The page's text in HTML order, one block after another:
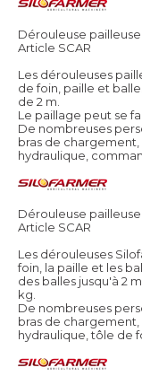
Dérouleuse
Article SCAR
Les dérouleuses
de foin, paille et
de 2 m.
Le paillage peut se
De nombreuses
bras de
hydraulique,
Dérouleuse
Article SCAR
Les dérouleuses
foin, la paille et les
des balles jusqu'à 2
kg.
De nombreuses
bras de
hydraulique, tôle de